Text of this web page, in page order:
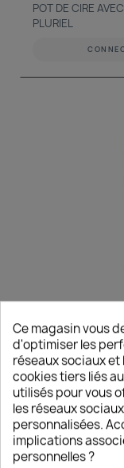
POT DE CIRE
PLURIEL
FILLE AU PLURIEL
POT DE CIRE
- FILLE AU
Ce magasin vous
d'optimiser les
réseaux sociaux
cookies tiers liés
utilisés pour vous
les réseaux
personnalisées.
implications
personnelles ?